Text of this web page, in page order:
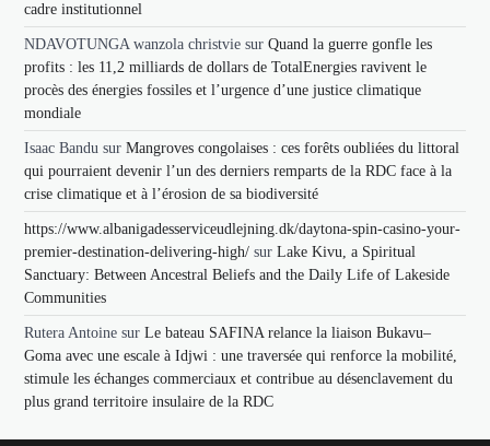
cadre institutionnel
NDAVOTUNGA wanzola christvie surQuand la guerre gonfle les
profits : les 11,2 milliards de dollars de TotalEnergies ravivent le
procès des énergies fossiles et l’urgence d’une justice climatique
mondiale
Isaac Bandu surMangroves congolaises : ces forêts oubliées du littoral
qui pourraient devenir l’un des derniers remparts de la RDC face à la
crise climatique et à l’érosion de sa biodiversité
https://www.albanigadesserviceudlejning.dk/daytona-spin-casino-your-
premier-destination-delivering-high/ surLake Kivu, a Spiritual
Sanctuary: Between Ancestral Beliefs and the Daily Life of Lakeside
Communities
Rutera Antoine surLe bateau SAFINA relance la liaison Bukavu–
Goma avec une escale à Idjwi : une traversée qui renforce la mobilité,
stimule les échanges commerciaux et contribue au désenclavement du
plus grand territoire insulaire de la RDC